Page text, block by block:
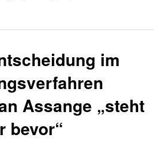
im
Assange „steht
bevor“